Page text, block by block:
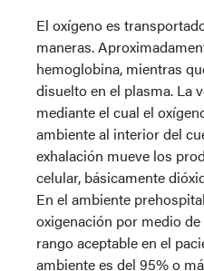
El oxígeno es
maneras.
hemoglobina, mientras
disuelto en el plasma. La
mediante el cual el
ambiente al interior del
exhalación mueve los
celular, básicamente
En el ambiente
oxigenación por medio
rango aceptable en el
ambiente es del 95% o